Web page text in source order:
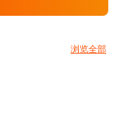
浏览全部